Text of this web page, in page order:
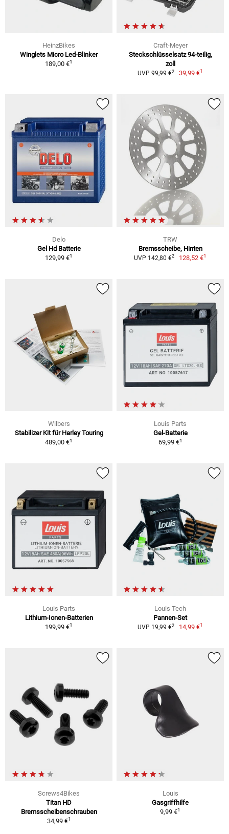
HeinzBikes
Winglets Micro Led-Blinker
189,00 €1
Craft-Meyer
Steckschlüsselsatz 94-teilig,
zoll
UVP 99,99 €2 39,99 €1
Delo
Gel Hd Batterie
129,99 €1
TRW
Bremsscheibe, Hinten
UVP 142,80 €2 128,52 €1
Wilbers
Stabilizer Kit für Harley Touring
489,00 €1
Louis Parts
Gel-Batterie
69,99 €1
Louis Parts
Lithium-Ionen-Batterien
199,99 €1
Louis Tech
Pannen-Set
UVP 19,99 €2 14,99 €1
Screws4Bikes
Titan HD
Bremsscheibenschrauben
34,99 €1
Louis
Gasgriffhilfe
9,99 €1